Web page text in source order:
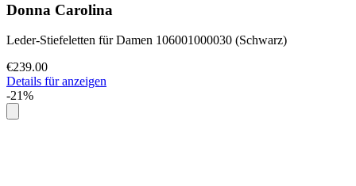
Donna Carolina
Leder-Stiefeletten für Damen 106001000030 (Schwarz)
€239.00
Details für anzeigen
-21%